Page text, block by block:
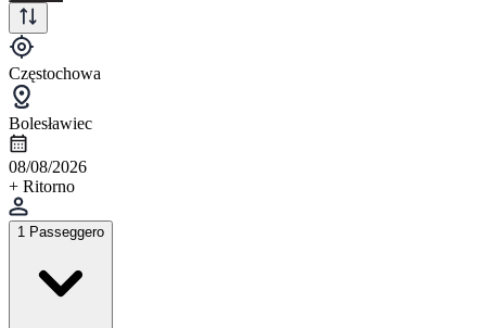
Częstochowa
Bolesławiec
08/08/2026
+ Ritorno
1 Passeggero